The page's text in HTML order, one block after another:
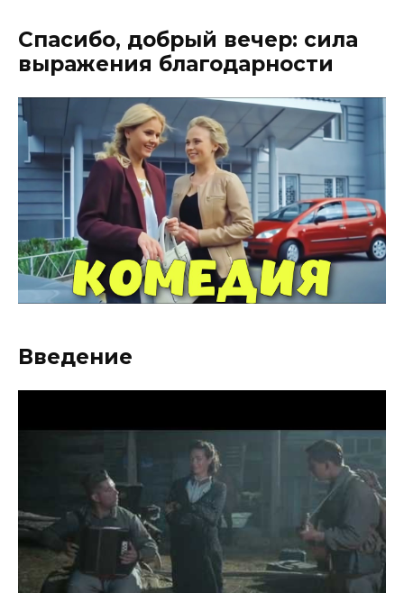
Спасибо, добрый вечер: сила
выражения благодарности
Введение